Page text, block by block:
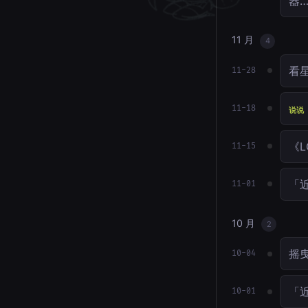
11 月 4
11-28 看
11-18 说说
11-15 《
11-01
10 月 2
10-04 摇
10-01